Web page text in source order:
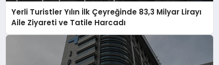
Yerli Turistler Yılın İlk Çeyreğinde 83,3 Milyar Lirayı
Aile Ziyareti ve Tatile Harcadı